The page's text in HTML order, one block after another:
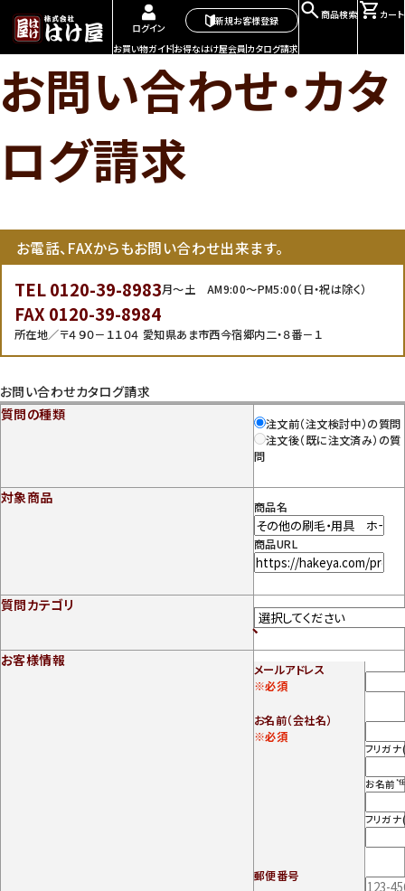
ログイン
新規お客様登録
お買い物ガイドお得なはけ屋会員 カタログ請求
商品検索 カート
お問い合わせ・カタ
ログ請求
お電話、FAXからもお問い合わせ出来ます。
TEL 0120-39-8983月～土 AM9:00～PM5:00（日・祝は除く）
FAX 0120-39-8984
所在地／〒４９０－１１０４ 愛知県あま市西今宿郷内二・８番－１
お問い合わせカタログ請求
質問の種類
注文前（注文検討中）の質問
注文後（既に注文済み）の質
問
対象商品
商品名
商品URL
質問カテゴリ
お客様情報
メールアドレス
※必須
お名前（会社名）
※必須
フリガ
お名前 *
フリガ
郵便番号